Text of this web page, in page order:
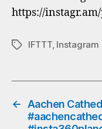
https://instagr.am/
Schlagwörter
IFTTT, Instagram
← Aachen